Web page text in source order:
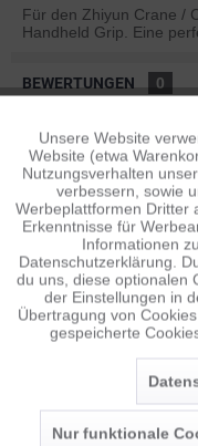
Für den Zhiyun Crane /
Handheld Grip. Eine
BEWERTUNGEN
0
ÄHNLICHE ARTIKEL
Diese Artikel sind dem
Persönliche
Funktionale
Tracking
Personalisierung
Service
Unsere Website
Website (etwa
Nutzungsverhalten
verbessern, sowie
Werbeplattformen Dritter
Erkenntnisse für
Informationen
Datenschutzerklärung.
du uns, diese optionalen
der Einstellungen in
Übertragung von
gespeicherte
Nur funktionale